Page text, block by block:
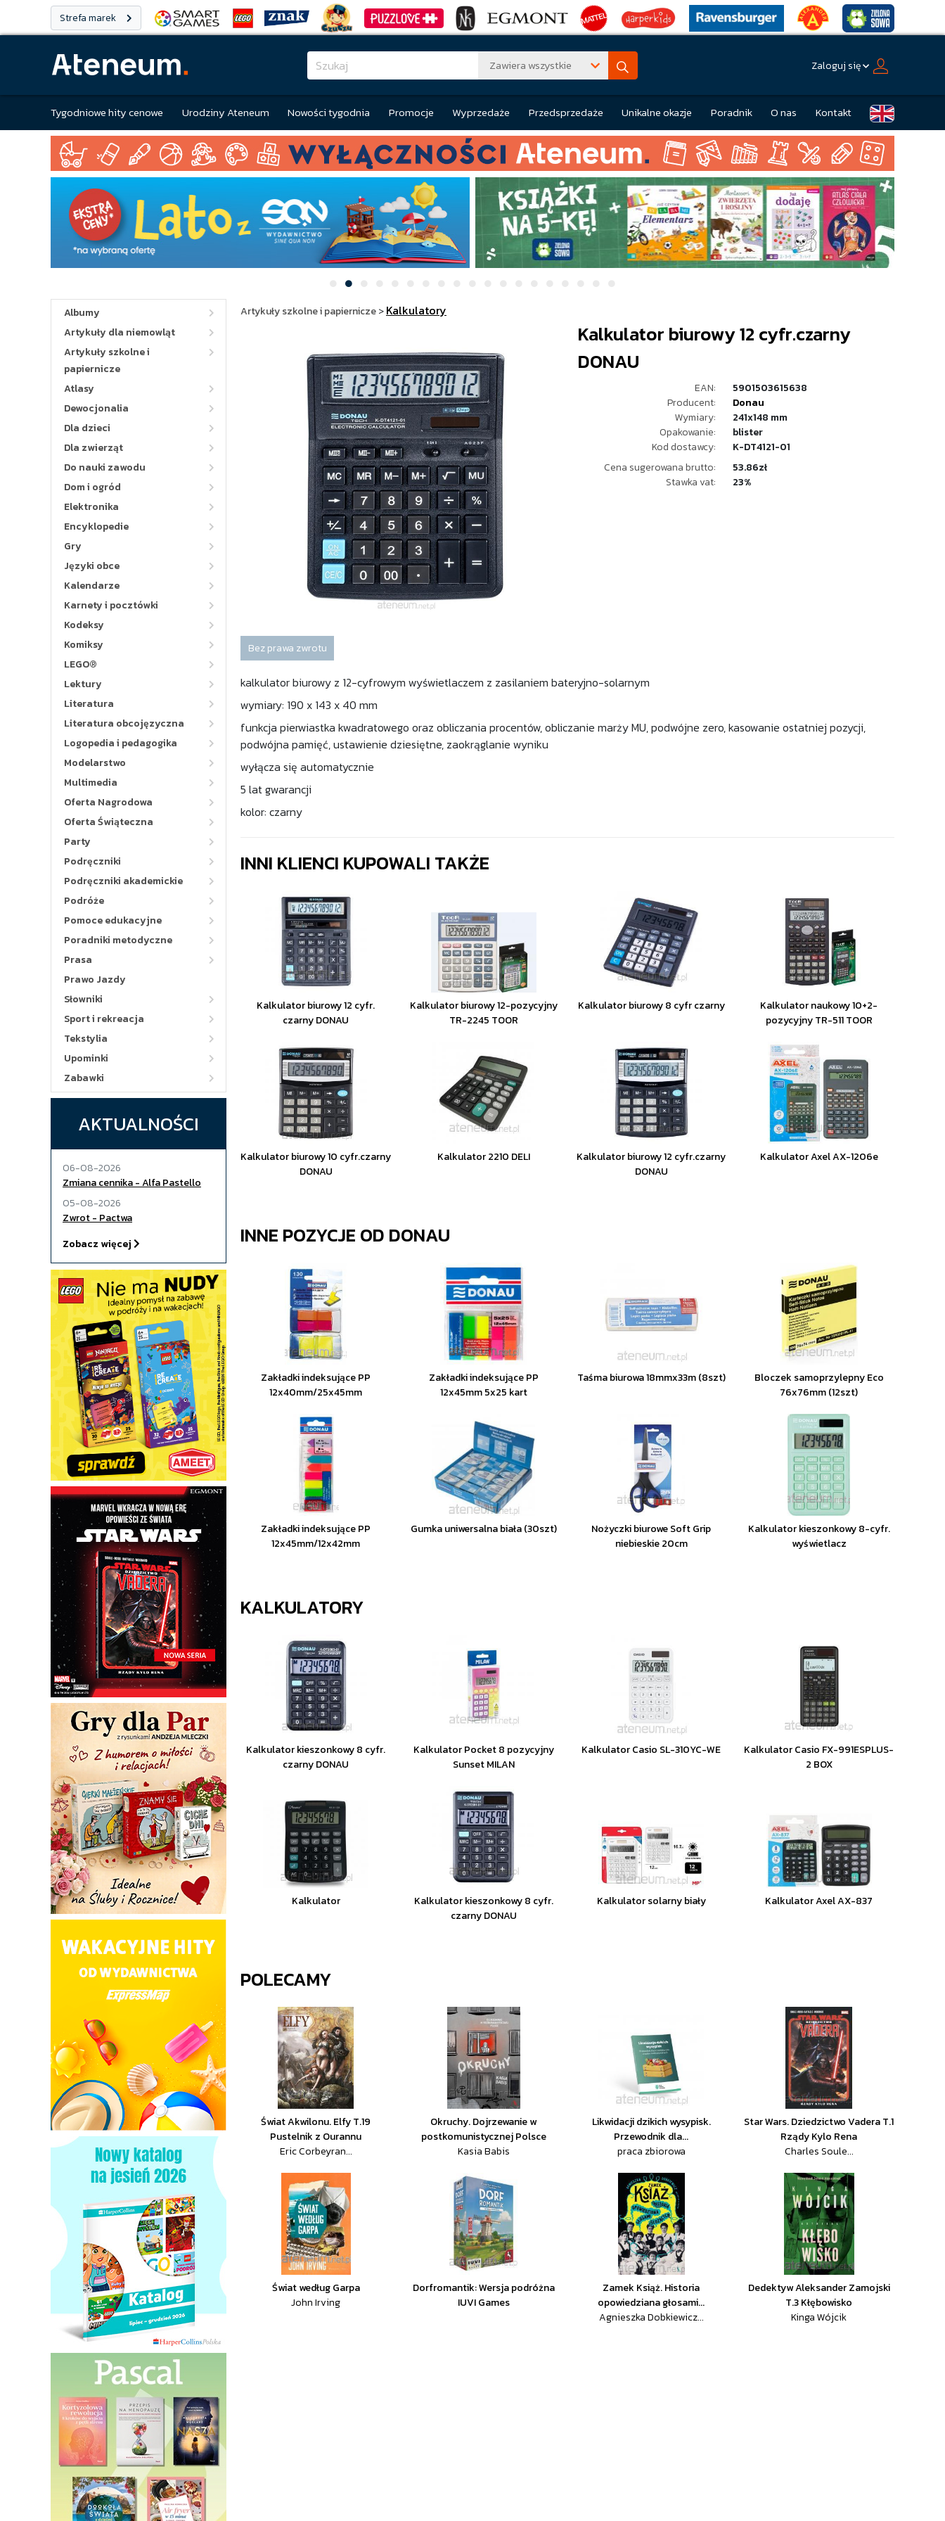
Strefa marek
Zawiera wszystkie Zaloguj się
Tygodniowe hity cenowe Urodziny Ateneum Nowości tygodnia Promocje Wyprzedaże Przedsprzedaże Unikalne okazje Poradnik O nas Kontakt
Albumy
Artykuły dla niemowląt
Artykuły szkolne i
papiernicze
Atlasy
Dewocjonalia
Dla dzieci
Dla zwierząt
Do nauki zawodu
Dom i ogród
Elektronika
Encyklopedie
Gry
Języki obce
Kalendarze
Karnety i pocztówki
Kodeksy
Komiksy
LEGO®
Lektury
Literatura
Literatura obcojęzyczna
Logopedia i pedagogika
Modelarstwo
Multimedia
Oferta Nagrodowa
Oferta Świąteczna
Party
Podręczniki
Podręczniki akademickie
Podróże
Pomoce edukacyjne
Poradniki metodyczne
Prasa
Prawo Jazdy
Słowniki
Sport i rekreacja
Tekstylia
Upominki
Zabawki
AKTUALNOŚCI
06-08-2026
Zmiana cennika - Alfa Pastello
05-08-2026
Zwrot - Pactwa
Zobacz więcej
Artykuły szkolne i papiernicze>Kalkulatory
Kalkulator biurowy 12 cyfr.czarny
DONAU
EAN:
5901503615638
Producent:
Donau
Wymiary:
241x148 mm
Opakowanie:
blister
Kod dostawcy:
K-DT4121-01
Cena sugerowana brutto:
53.86zł
Stawka vat:
23%
Bez prawa zwrotu
kalkulator biurowy z 12-cyfrowym wyświetlaczem z zasilaniem bateryjno-solarnym
wymiary: 190 x 143 x 40 mm
funkcja pierwiastka kwadratowego oraz obliczania procentów, obliczanie marży MU, podwójne zero, kasowanie ostatniej pozycji,
podwójna pamięć, ustawienie dziesiętne, zaokrąglanie wyniku
wyłącza się automatycznie
5 lat gwarancji
kolor: czarny
INNI KLIENCI KUPOWALI TAKŻE
Kalkulator biurowy 12 cyfr.
czarny DONAU
Kalkulator biurowy 12-pozycyjny
TR-2245 TOOR
Kalkulator biurowy 8 cyfr czarny
Kalkulator naukowy 10+2-
pozycyjny TR-511 TOOR
Kalkulator biurowy 10 cyfr.czarny
DONAU
Kalkulator 2210 DELI
Kalkulator biurowy 12 cyfr.czarny
DONAU
Kalkulator Axel AX-1206e
INNE POZYCJE OD DONAU
Zakładki indeksujące PP
12x40mm/25x45mm
Zakładki indeksujące PP
12x45mm 5x25 kart
Taśma biurowa 18mmx33m (8szt)
Bloczek samoprzylepny Eco
76x76mm (12szt)
Zakładki indeksujące PP
12x45mm/12x42mm
Gumka uniwersalna biała (30szt)
Nożyczki biurowe Soft Grip
niebieskie 20cm
Kalkulator kieszonkowy 8-cyfr.
wyświetlacz
KALKULATORY
Kalkulator kieszonkowy 8 cyfr.
czarny DONAU
Kalkulator Pocket 8 pozycyjny
Sunset MILAN
Kalkulator Casio SL-310YC-WE
Kalkulator Casio FX-991ESPLUS-
2 BOX
Kalkulator
Kalkulator kieszonkowy 8 cyfr.
czarny DONAU
Kalkulator solarny biały Kalkulator Axel AX-837
POLECAMY
Świat Akwilonu. Elfy T.19
Pustelnik z Ourannu
Eric Corbeyran...
Okruchy. Dojrzewanie w
postkomunistycznej Polsce
Kasia Babis
Likwidacji dzikich wysypisk.
Przewodnik dla...
praca zbiorowa
Star Wars. Dziedzictwo Vadera T.1
Rządy Kylo Rena
Charles Soule...
Świat według Garpa
John Irving
Dorfromantik: Wersja podróżna
IUVI Games
Zamek Książ. Historia
opowiedziana głosami...
Agnieszka Dobkiewicz...
Dedektyw Aleksander Zamojski
T.3 Kłębowisko
Kinga Wójcik